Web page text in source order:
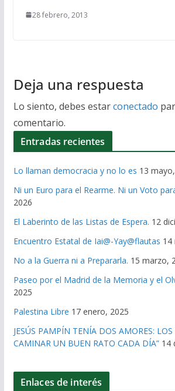
28 febrero, 2013
Deja una respuesta
Lo siento, debes estarconectado
comentario.
Entradas recientes
Lo llaman democracia y no lo es 13
Ni un Euro para el Rearme. Ni un Voto
2026
El Laberinto de las Listas de Espera. 12
Encuentro Estatal de Iai@-Yay@flautas 14
No a la Guerra ni a Prepararla. 15 marzo,
Paseo por el Madrid de la Memoria y el
2025
Palestina Libre 17 enero, 2025
JESÚS PAMPÍN TENÍA DOS AMORES:
CAMINAR UN BUEN RATO CADA DÍA” 14
Enlaces de interés